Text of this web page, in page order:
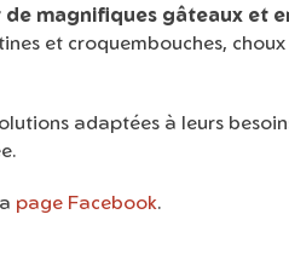
de magnifiques gâteaux et
et croquembouches, choux
adaptées à leurs
page Facebook.